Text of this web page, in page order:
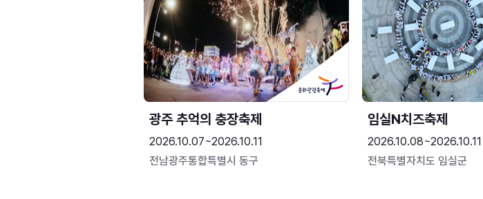
광주 추억의 충장축제
2026.10.07~2026.10.11
전남광주통합특별시 동구
임실N치즈축제
2026.10.08~2026.10.11
전북특별자치도 임실군